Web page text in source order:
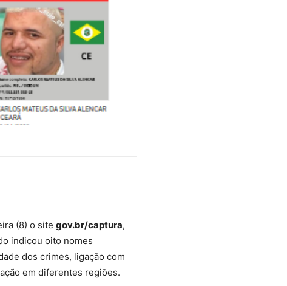
(8) o site gov.br/captura,
indicou oito nomes
dos crimes, ligação com
em diferentes regiões.